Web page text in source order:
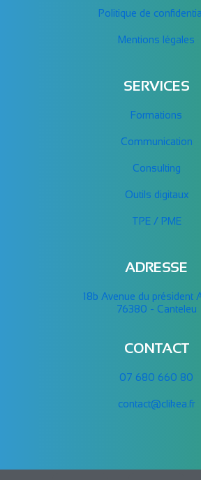
Politique de
Mentions légales
SERVICES
Formations
Communication
Consulting
Outils digitaux
TPE / PME
ADRESSE
18b Avenue du président
76380 - Canteleu
CONTACT
07 680 660 80
contact@clikea.fr